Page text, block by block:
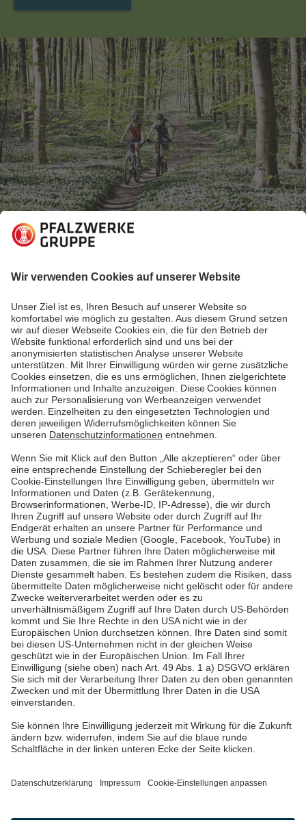
08.09.2020
Radtour quer durch die Pfalz: Glan - Worms
Mache mit der ganzen Familie eine Radtour von Glan
bis nach Worms - quer durch die Pfalz! Wir zeigen dir
hier die Strecke. Und du kannst dir die
Radwanderkarte downloaden, die wir gemeinsam mit
Pfalz Touristik e.V. neu aufgelegt haben!
Mehr lesen
Mehr lesen
Pfalzwerke
Über uns & Autoren
Datenschutz
Impressum
Barrierefreiheit
Wir sind die Pfalzwerke: